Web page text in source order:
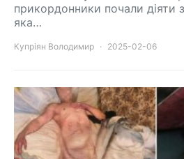
прикордонники почали
яка…
Купріян Володимир 2025-02-06